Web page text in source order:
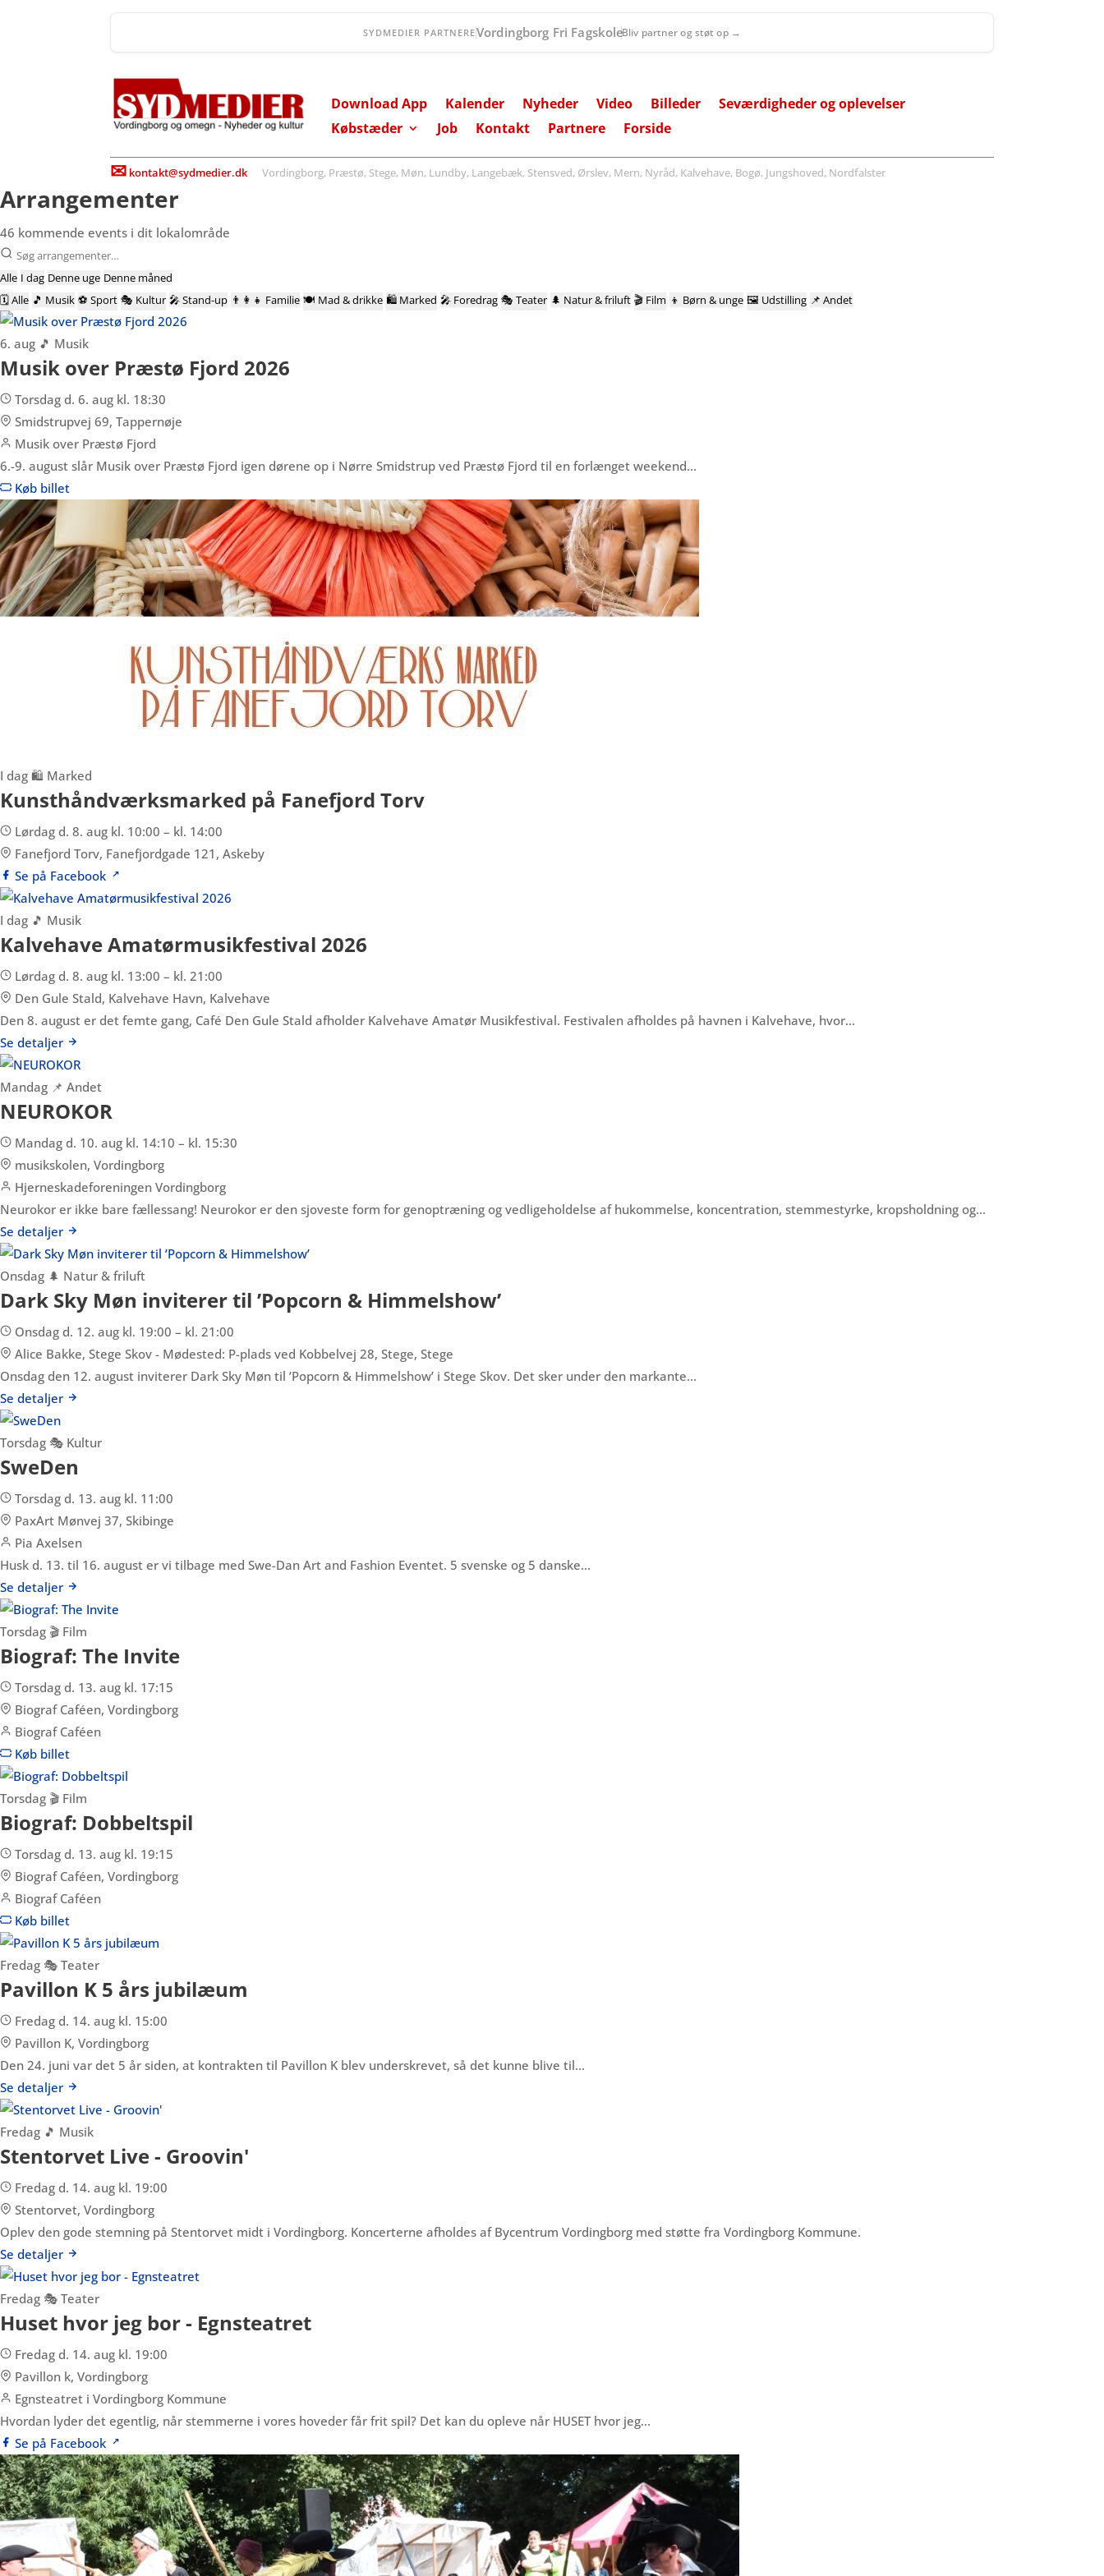
SYDMEDIER PARTNERE Øernes Revision Bliv partner og støt op →
Download App Kalender Nyheder Video Billeder
Seværdigheder og oplevelser
Købstæder
Job Kontakt Partnere Forside
✉ kontakt@sydmedier.dkVordingborg, Præstø, Stege, Møn, Lundby, Langebæk, Stensved, Ørslev, Mern, Nyråd, Kalvehave, Bogø, Jungshoved, Nordfalster
Arrangementer
46 kommende events i dit lokalområde
Alle I dag Denne uge Denne måned
🗓Alle 🎵 Musik ⚽ Sport 🎭 Kultur 🎤Stand-up 👨‍👩‍👧 Familie 🍽️ Mad & drikke 🛍️ Marked 🎤 Foredrag 🎭 Teater 🌲 Natur & friluft 🎬 Film 👦 Børn & unge 🖼️ Udstilling 📌 Andet
6. aug 🎵 Musik
Musik over Præstø Fjord 2026
Torsdag d. 6. aug kl. 18:30
Smidstrupvej 69, Tappernøje
Musik over Præstø Fjord
6.-9. august slår Musik over Præstø Fjord igen dørene op i Nørre Smidstrup ved Præstø Fjord til en forlænget weekend…
Køb billet
I dag 🛍️ Marked
Kunsthåndværksmarked på Fanefjord Torv
Lørdag d. 8. aug kl. 10:00 – kl. 14:00
Fanefjord Torv, Fanefjordgade 121, Askeby
Se på Facebook
I dag 🎵 Musik
Kalvehave Amatørmusikfestival 2026
Lørdag d. 8. aug kl. 13:00 – kl. 21:00
Den Gule Stald, Kalvehave Havn, Kalvehave
Den 8. august er det femte gang, Café Den Gule Stald afholder Kalvehave Amatør Musikfestival. Festivalen afholdes på havnen i Kalvehave, hvor…
Se detaljer
Mandag 📌 Andet
NEUROKOR
Mandag d. 10. aug kl. 14:10 – kl. 15:30
musikskolen, Vordingborg
Hjerneskadeforeningen Vordingborg
Neurokor er ikke bare fællessang! Neurokor er den sjoveste form for genoptræning og vedligeholdelse af hukommelse, koncentration, stemmestyrke, kropsholdning og…
Se detaljer
Onsdag 🌲 Natur & friluft
Dark Sky Møn inviterer til ’Popcorn & Himmelshow’
Onsdag d. 12. aug kl. 19:00 – kl. 21:00
Alice Bakke, Stege Skov - Mødested: P-plads ved Kobbelvej 28, Stege, Stege
Onsdag den 12. august inviterer Dark Sky Møn til ’Popcorn & Himmelshow’ i Stege Skov. Det sker under den markante…
Se detaljer
Torsdag 🎭 Kultur
SweDen
Torsdag d. 13. aug kl. 11:00
PaxArt Mønvej 37, Skibinge
Pia Axelsen
Husk d. 13. til 16. august er vi tilbage med Swe-Dan Art and Fashion Eventet. 5 svenske og 5 danske…
Se detaljer
Torsdag 🎬 Film
Biograf: The Invite
Torsdag d. 13. aug kl. 17:15
Biograf Caféen, Vordingborg
Biograf Caféen
Køb billet
Torsdag 🎬 Film
Biograf: Dobbeltspil
Torsdag d. 13. aug kl. 19:15
Biograf Caféen, Vordingborg
Biograf Caféen
Køb billet
Fredag 🎭 Teater
Pavillon K 5 års jubilæum
Fredag d. 14. aug kl. 15:00
Pavillon K, Vordingborg
Den 24. juni var det 5 år siden, at kontrakten til Pavillon K blev underskrevet, så det kunne blive til…
Se detaljer
Fredag 🎵 Musik
Stentorvet Live - Groovin'
Fredag d. 14. aug kl. 19:00
Stentorvet, Vordingborg
Oplev den gode stemning på Stentorvet midt i Vordingborg. Koncerterne afholdes af Bycentrum Vordingborg med støtte fra Vordingborg Kommune.
Se detaljer
Fredag 🎭 Teater
Huset hvor jeg bor - Egnsteatret
Fredag d. 14. aug kl. 19:00
Pavillon k, Vordingborg
Egnsteatret i Vordingborg Kommune
Hvordan lyder det egentlig, når stemmerne i vores hoveder får frit spil? Det kan du opleve når HUSET hvor jeg…
Se på Facebook